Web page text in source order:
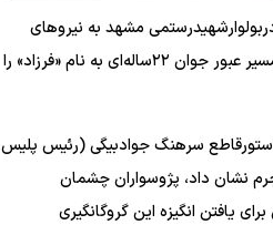
درآمد وماجرای آدم ربایی دربولوارشهیدرستمی مشهد به نیرو‌های
انتظامی گزارش شد. تحقیقات مقدماتی پلیس بیانگرآن بود که دوسرنشین یک دستگاه پژوپارس مسیر عبور جوان ۲۲ساله‌ای به نام «فرزاد» را
سرهنگ جوادبیگی (رئیس پلیس
نشان داد، پژوسواران چشمان
یافتن انگیزه این گروگانگیری